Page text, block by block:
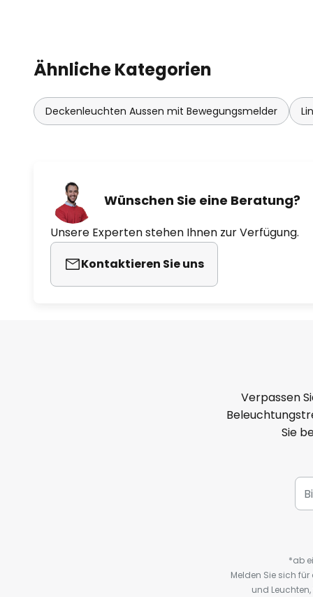
Ähnliche Kategorien
Deckenleuchten Aussen mit Bewegungsmelder
Wünschen Sie eine Beratung?
Unsere Experten stehen Ihnen zur Verfügung.
Kontaktieren Sie uns
Verpassen
Sie
*ab
Melden Sie sich
und